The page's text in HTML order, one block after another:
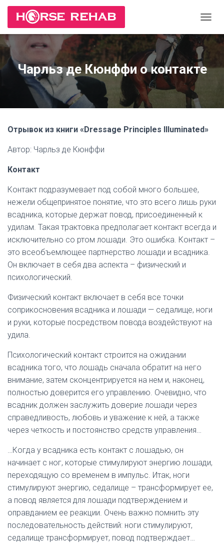
Е
Л
Т
Н
Ю
Чарльз де Кюнффи о контакте
Отрывок из книги «Dressage Principles Illuminated»
Автор: Чарльз де Кюнффи
Контакт
Контакт подразумевает под собой много большее,
нежели общепринятое понятие, что это всего лишь руки
всадника, которые держат повод, присоединенный к
удилам. Такая трактовка предполагает контакт всегда и
исключительно со ртом лошади. Это ошибка. Контакт –
это всеобъемлющее партнерство лошади и всадника.
Он включает в себя два аспекта – физический и
психологический.
Физический контакт включает в себя все точки
соприкосновения всадника и лошади — седалище, ноги
и руки, которые посредством повода воздействуют на
удила.
Психологический контакт строится на ожидании
всадника того, что лошадь сначала обратит на него
внимание, затем сконцентрируется на нем и, наконец,
полностью доверится его управлению. Очевидно, что
всадник должен заслужить доверие лошади через
справедливость, любовь и уважение к ней, а также
через четкость и постоянство средств управления…
…Когда у всадника есть контакт с лошадью, он
начинает с ног, которые стимулируют энергию лошади,
переходящую со временем в импульс. Итак, ноги
стимулируют энергию, седалище – трансформирует ее,
а повод является для лошади подтверждением и
оправданием ее реакции. Очень важно помнить эту
последовательность действий: ноги стимулируют,
седалище трансформирует, повод подтверждает…